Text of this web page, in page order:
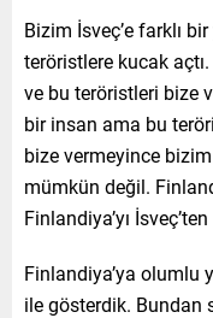
Bizim İsveç’e farklı
teröristlere kucak
ve bu teröristleri bize
bir insan ama bu
bize vermeyince
mümkün değil.
Finlandiya’yı
Finlandiya’ya olumlu
ile gösterdik. Bundan